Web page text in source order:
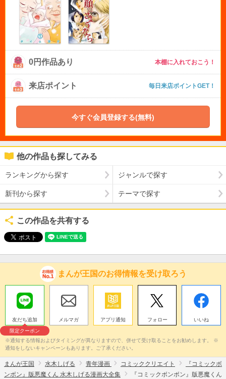
0円作品あり 本棚に入れておこう！
来店ポイント 毎日来店ポイントGET！
今すぐ会員登録する(無料)
他の作品も探してみる
ランキングから探す ジャンルで探す
新刊から探す テーマで探す
この作品を共有する
まんが王国のお得情報を受け取ろう
友だち追加
限定クーポン
メルマガ アプリ通知 フォロー いいね
※通知する情報およびタイミングが異なりますので、併せて受け取ることをお勧めします。 ※
通知をしないキャンペーンもあります。ご了承ください。
まんが王国 水木しげる 青年漫画 コミッククリエイト
『コミックボ
ンボン』版悪魔くん 水木しげる漫画大全集
『コミックボンボン』版悪魔くん